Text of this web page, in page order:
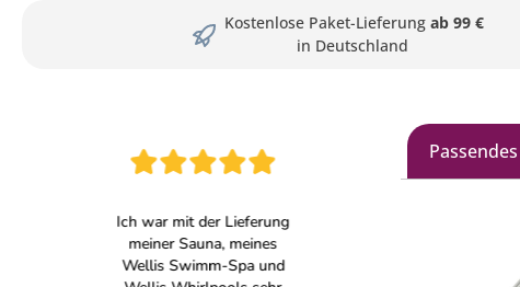
Kostenlose Paket-Lieferung ab 99 €
in Deutschland